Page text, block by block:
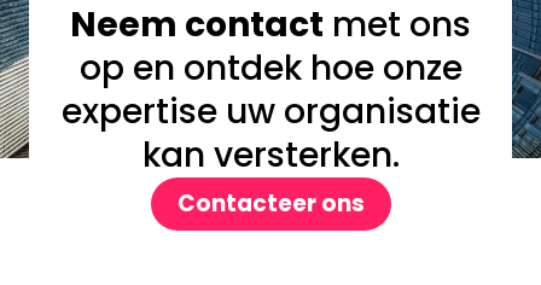
Neem contact met ons
op en ontdek hoe onze
expertise uw organisatie
kan versterken.
Contacteer ons